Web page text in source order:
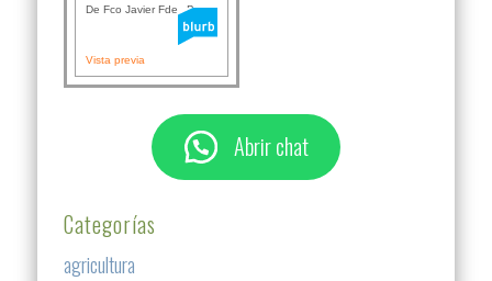
De Fco Javier Fdez B...
Vista previa
Abrir chat
Categorías
agricultura